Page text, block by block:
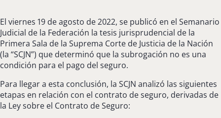
El viernes 19 de agosto de 2022, se publicó en el Semanario
Judicial de la Federación la tesis jurisprudencial de la
Primera Sala de la Suprema Corte de Justicia de la Nación
(la “SCJN”) que determinó que la subrogación no es una
condición para el pago del seguro.
Para llegar a esta conclusión, la SCJN analizó las siguientes
etapas en relación con el contrato de seguro, derivadas de
la Ley sobre el Contrato de Seguro: